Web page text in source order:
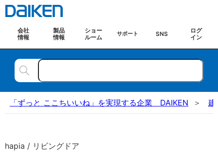
会社
情報
製品
情報
ショー
ルーム
サポート SNS
ログ
イン
「ずっと ここちいいね」を実現する企業 DAIKEN 建
hapia / リビングドア